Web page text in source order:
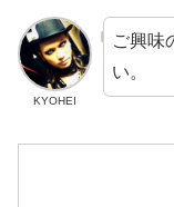
KYOHEI
ご興味
い。